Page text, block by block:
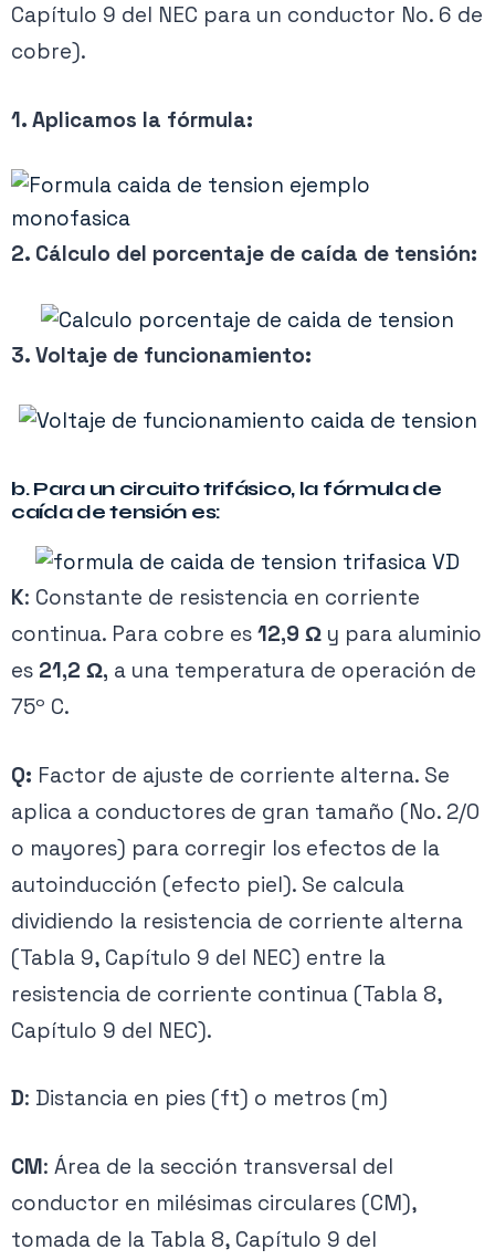
Capítulo 9 del NEC para un conductor No. 6 de
cobre).
1. Aplicamos la fórmula:
2. Cálculo del porcentaje de caída de tensión:
3. Voltaje de funcionamiento:
b. Para un circuito trifásico, la fórmula de
caída de tensión es:
K: Constante de resistencia en corriente
continua. Para cobre es 12,9 Ω y para aluminio
es 21,2 Ω, a una temperatura de operación de
75º C.
Q: Factor de ajuste de corriente alterna. Se
aplica a conductores de gran tamaño (No. 2/0
o mayores) para corregir los efectos de la
autoinducción (efecto piel). Se calcula
dividiendo la resistencia de corriente alterna
(Tabla 9, Capítulo 9 del NEC) entre la
resistencia de corriente continua (Tabla 8,
Capítulo 9 del NEC).
D: Distancia en pies (ft) o metros (m)
CM: Área de la sección transversal del
conductor en milésimas circulares (CM),
tomada de la Tabla 8, Capítulo 9 del